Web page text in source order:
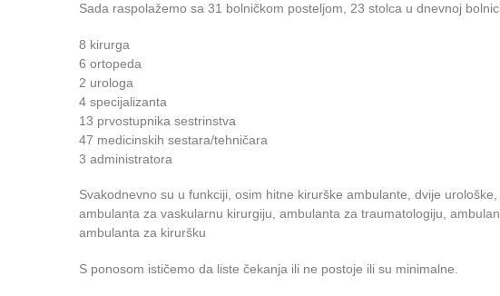
Sada raspolažemo sa 31 bolničkom posteljom, 23 stolca u dnevnoj
8 kirurga
6 ortopeda
2 urologa
4 specijalizanta
13 prvostupnika sestrinstva
47 medicinskih sestara/tehničara
3 administratora
Svakodnevno su u funkciji, osim hitne kirurške ambulante, dvije
ambulanta za vaskularnu kirurgiju, ambulanta za traumatologiju,
ambulanta za kiruršku
S ponosom ističemo da liste čekanja ili ne postoje ili su minimalne.